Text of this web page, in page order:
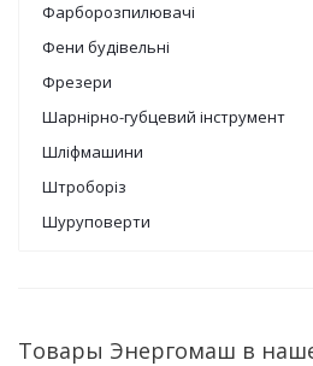
Фарборозпилювачі
Фени будівельні
Фрезери
Шарнірно-губцевий інструмент
Шліфмашини
Штроборіз
Шуруповерти
Товары Энергомаш в